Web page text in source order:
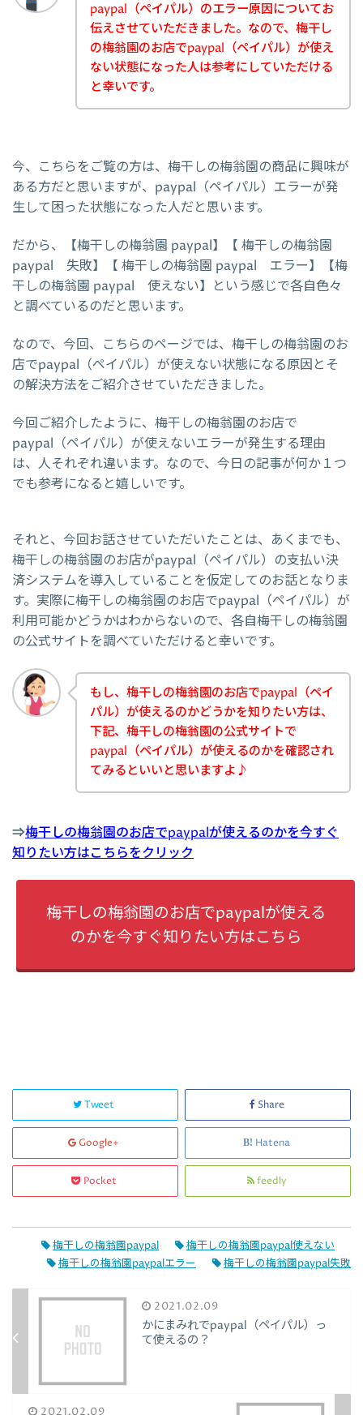
paypal（ペイパル）のエラー原因についてお
伝えさせていただきました。なので、梅干し
の梅翁園のお店でpaypal（ペイパル）が使え
ない状態になった人は参考にしていただける
と幸いです。
今、こちらをご覧の方は、梅干しの梅翁園の商品に興味が
ある方だと思いますが、paypal（ペイパル）エラーが発
生して困った状態になった人だと思います。
だから、【梅干しの梅翁園 paypal】【 梅干しの梅翁園
paypal 失敗】【 梅干しの梅翁園 paypal エラー】【梅
干しの梅翁園 paypal 使えない】という感じで各自色々
と調べているのだと思います。
なので、今回、こちらのページでは、梅干しの梅翁園のお
店でpaypal（ペイパル）が使えない状態になる原因とそ
の解決方法をご紹介させていただきました。
今回ご紹介したように、梅干しの梅翁園のお店で
paypal（ペイパル）が使えないエラーが発生する理由
は、人それぞれ違います。なので、今日の記事が何か１つ
でも参考になると嬉しいです。
それと、今回お話させていただいたことは、あくまでも、
梅干しの梅翁園のお店がpaypal（ペイパル）の支払い決
済システムを導入していることを仮定してのお話となりま
す。実際に梅干しの梅翁園のお店でpaypal（ペイパル）が
利用可能かどうかはわからないので、各自梅干しの梅翁園
の公式サイトを調べていただけると幸いです。
もし、梅干しの梅翁園のお店でpaypal（ペイ
パル）が使えるのかどうかを知りたい方は、
下記、梅干しの梅翁園の公式サイトで
paypal（ペイパル）が使えるのかを確認され
てみるといいと思いますよ♪
⇒梅干しの梅翁園のお店でpaypalが使えるのかを今すぐ
知りたい方はこちらをクリック
梅干しの梅翁園のお店でpaypalが使える
のかを今すぐ知りたい方はこちら
Tweet Share
Google+ Hatena
Pocket feedly
梅干しの梅翁園paypal
梅干しの梅翁園paypal使えない
梅干しの梅翁園paypalエラー
梅干しの梅翁園paypal失敗
2021.02.09
かにまみれでpaypal（ペイパル）っ
て使えるの？
2021.02.09